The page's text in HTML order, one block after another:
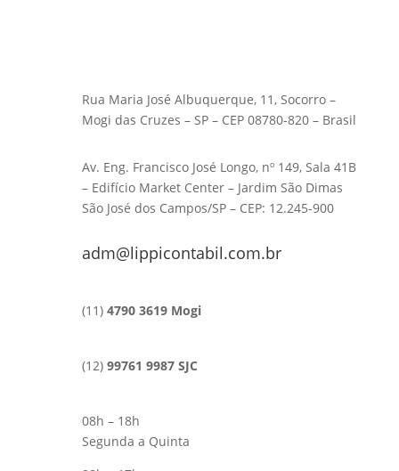
Rua Maria José Albuquerque, 11, Socorro –
Mogi das Cruzes – SP – CEP 08780-820 – Brasil
Av. Eng. Francisco José Longo, nº 149, Sala 41B
– Edifício Market Center – Jardim São Dimas
São José dos Campos/SP – CEP: 12.245-900
adm@lippicontabil.com.br
(11) 4790 3619 Mogi
(12) 99761 9987 SJC
08h – 18h
Segunda a Quinta